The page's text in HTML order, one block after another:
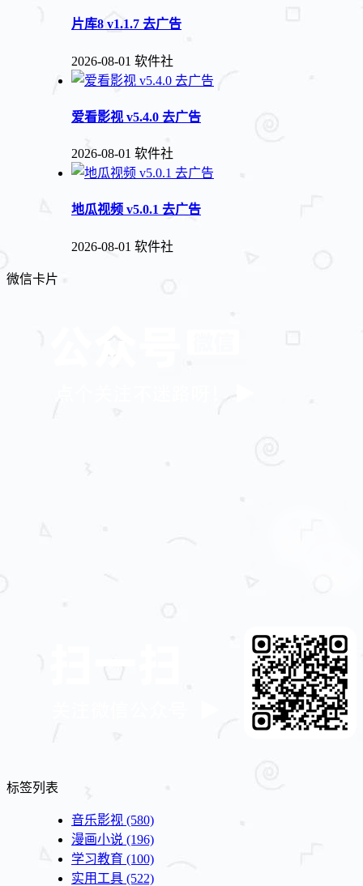
片库8 v1.1.7 去广告
2026-08-01 软件社
爱看影视 v5.4.0 去广告
2026-08-01 软件社
地瓜视频 v5.0.1 去广告
2026-08-01 软件社
微信卡片
标签列表
音乐影视 (580)
漫画小说 (196)
学习教育 (100)
实用工具 (522)